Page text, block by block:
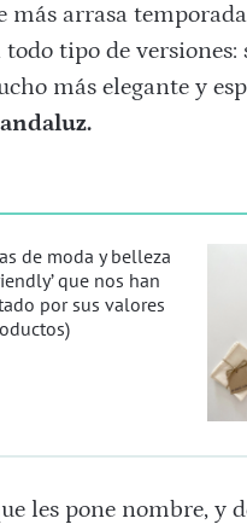
más arrasa
todo tipo de
más elegante y
de moda y belleza
que nos han
por sus valores
les pone nombre, y